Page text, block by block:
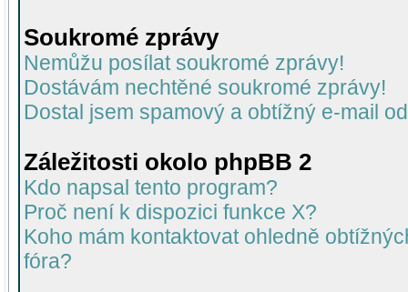
Soukromé zprávy
Nemůžu posílat soukromé zprávy!
Dostávám nechtěné soukromé zprávy!
Dostal jsem spamový a obtížný e-mail
Záležitosti okolo phpBB 2
Kdo napsal tento program?
Proč není k dispozici funkce X?
Koho mám kontaktovat ohledně
fóra?